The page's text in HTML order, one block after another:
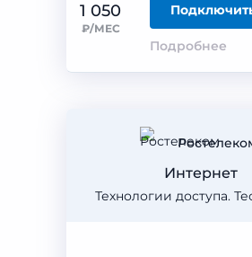
1 050
₽/МЕС
Подробнее
Технологии доступа.
Интернет